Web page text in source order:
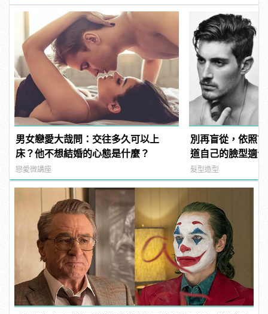
男女戀愛大哉問：交往多久可以上
床？他不想結婚的心態是什麼？
戀愛微講座
別再盲從，依照7
道自己的臉型適
髮型造型